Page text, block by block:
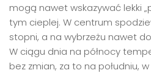
mogą nawet wskazywać lekki
tym cieplej. W centrum
stopni, a na wybrzeżu nawet
W ciągu dnia na północy
bez zmian, za to na południu,